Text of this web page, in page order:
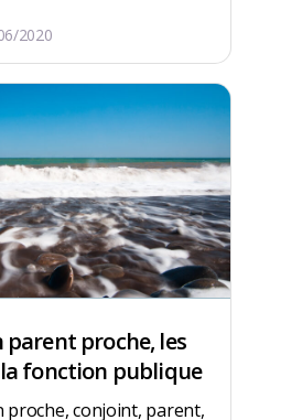
2020
parent proche, les
la fonction publique
proche, conjoint, parent,